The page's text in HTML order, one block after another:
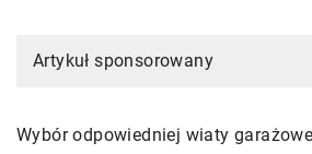
Artykuł sponsorowany
Wybór odpowiedniej wiaty